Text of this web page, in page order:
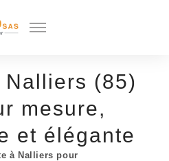
(85)
mesure,
et élégante
à Nalliers pour